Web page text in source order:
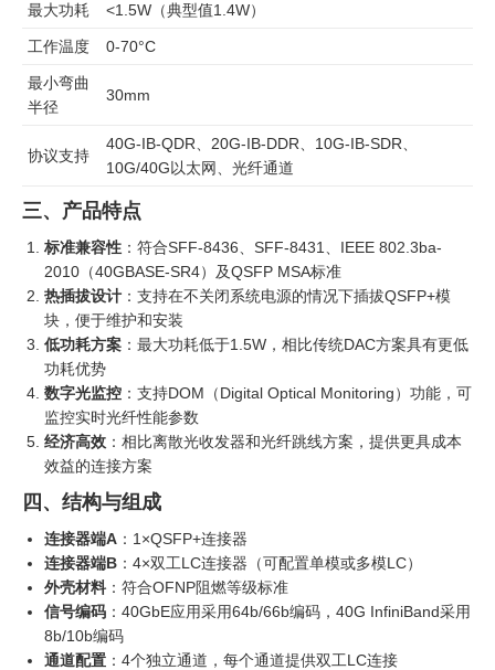
最大功耗 <1.5W（典型值1.4W）
工作温度 0-70°C
最小弯曲
半径
30mm
协议支持
40G-IB-QDR、20G-IB-DDR、10G-IB-SDR、
10G/40G以太网、光纤通道
三、产品特点
标准兼容性 ：符合SFF-8436、SFF-8431、IEEE 802.3ba-
2010（40GBASE-SR4）及QSFP MSA标准
热插拔设计 ：支持在不关闭系统电源的情况下插拔QSFP+模
块，便于维护和安装
低功耗方案 ：最大功耗低于1.5W，相比传统DAC方案具有更低
功耗优势
数字光监控 ：支持DOM（Digital Optical Monitoring）功能，可
监控实时光纤性能参数
经济高效 ：相比离散光收发器和光纤跳线方案，提供更具成本
效益的连接方案
四、结构与组成
连接器端A ：1×QSFP+连接器
连接器端B ：4×双工LC连接器（可配置单模或多模LC）
外壳材料 ：符合OFNP阻燃等级标准
信号编码 ：40GbE应用采用64b/66b编码，40G InfiniBand采用
8b/10b编码
通道配置 ：4个独立通道，每个通道提供双工LC连接